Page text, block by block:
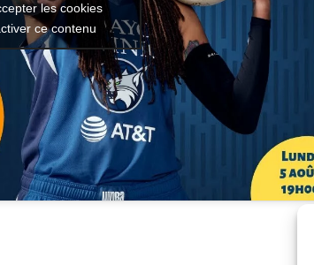
les cookies
ce contenu